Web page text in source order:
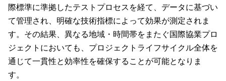
際標準に準拠したテストプロセスを経て、データに基づい
て管理され、明確な技術指標によって効果が測定されま
す。その結果、異なる地域・時間帯をまたぐ国際協業プロ
ジェクトにおいても、プロジェクトライフサイクル全体を
通じて一貫性と効率性を確保することが可能となりま
す。